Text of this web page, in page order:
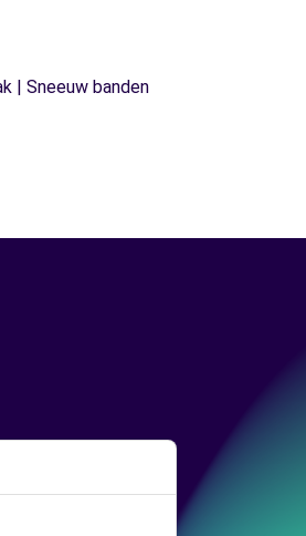
| Sneeuw banden